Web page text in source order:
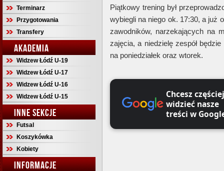
Terminarz
Przygotowania
Transfery
AKADEMIA
Widzew Łódź U-19
Widzew Łódź U-17
Widzew Łódź U-16
Widzew Łódź U-15
INNE SEKCJE
Futsal
Koszykówka
Kobiety
INFORMACJE
Piątkowy trening był
wybiegli na niego ok. 17:30, a już
zawodników, narzekających na
zajęcia, a niedzielę zespół
na poniedziałek oraz wtorek.
Chcesz częściej
widzieć nasze
treści w